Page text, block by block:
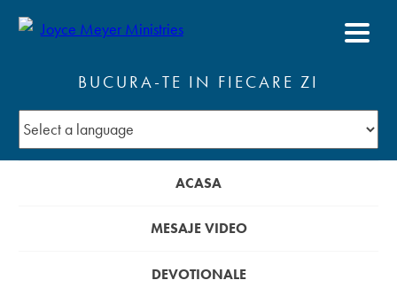
BUCURA-TE IN FIECARE ZI
ACASA
MESAJE VIDEO
DEVOTIONALE